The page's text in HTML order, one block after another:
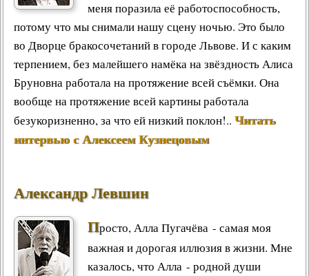
меня поразила её работоспособность,
потому что мы снимали нашу сцену ночью. Это было
во Дворце бракосочетаний в городе Львове. И с каким
терпением, без малейшего намёка на звёздность Алиса
Бруновна работала на протяжение всей съёмки. Она
вообще на протяжение всей картины работала
безукоризненно, за что ей низкий поклон!.. Читать
интервью с Алексеем Кузнецовым
Александр Левшин
Просто, Алла Пугачёва - самая моя
важная и дорогая иллюзия в жизни. Мне
казалось, что Алла - родной души